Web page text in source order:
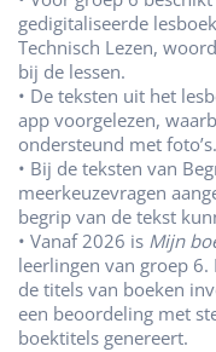
gedigitaliseerde
Technisch Lezen,
bij de lessen.
• De teksten uit het
app voorgelezen,
ondersteund met foto’s.
• Bij de teksten van
meerkeuzevragen
begrip van de tekst
• Vanaf 2026 is Mijn
leerlingen van groep
de titels van boeken
een beoordeling met
boektitels genereert.